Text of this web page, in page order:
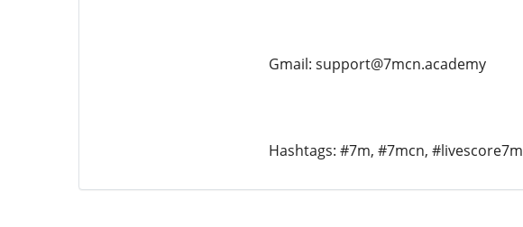
Gmail: support@7mcn.academy
Hashtags: #7m, #7mcn, #livescore7m